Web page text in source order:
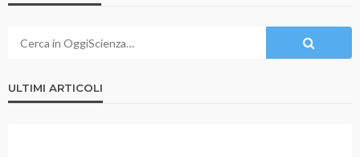
ULTIMI ARTICOLI